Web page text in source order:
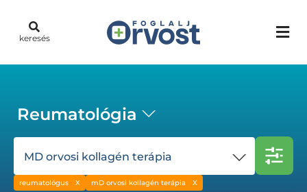
keresés
Reumatológia
MD orvosi kollagén terápia
reumatológus mD orvosi kollagén terápia